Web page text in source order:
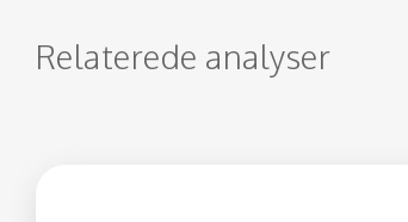
Relaterede analyser